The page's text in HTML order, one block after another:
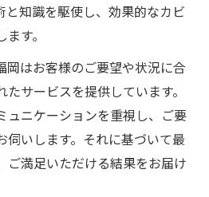
と知識を駆使し、効果的なカビ
す。
岡はお客様のご要望や状況に合
サービスを提供しています。
ュニケーションを重視し、ご要
伺いします。それに基づいて最
ご満足いただける結果をお届け